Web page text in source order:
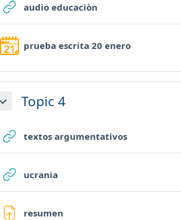
audio educaciòn
prueba escrita 20 enero
MinimizzaTopic 4
textos argumentativosURL
ucrania
resumen